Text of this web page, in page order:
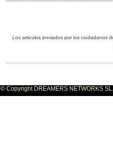
Los articulos enviados por los ciudadanos
© Copyright DREAMERS NETWORKS